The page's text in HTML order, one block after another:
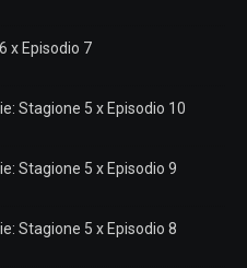
x Episodio 7
Stagione 5 x Episodio 10
Stagione 5 x Episodio 9
Stagione 5 x Episodio 8